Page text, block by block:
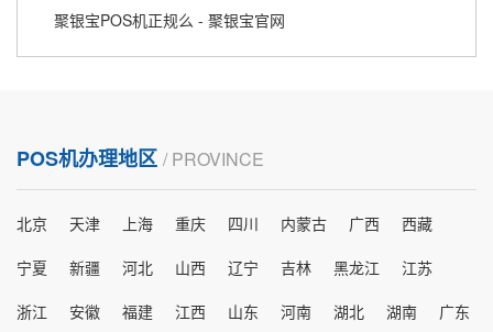
聚银宝POS机正规么 - 聚银宝官网
POS机办理地区 / PROVINCE
北京 天津 上海 重庆 四川 内蒙古 广西
西藏
宁夏
新疆 河北 山西 辽宁 吉林 黑龙江
江苏
浙江
安徽 福建 江西 山东 河南 湖北 湖南 广东